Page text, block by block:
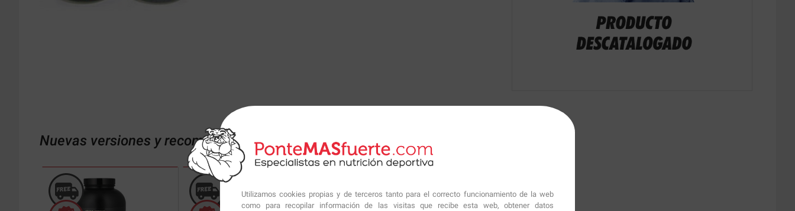
Utilizamos cookies propias y de terceros tanto para el correcto funcionamiento de la web
como para recopilar información de las visitas que recibe esta web, obtener datos
Nuevas versiones y recomendaciones de nuestros nutricionistas.